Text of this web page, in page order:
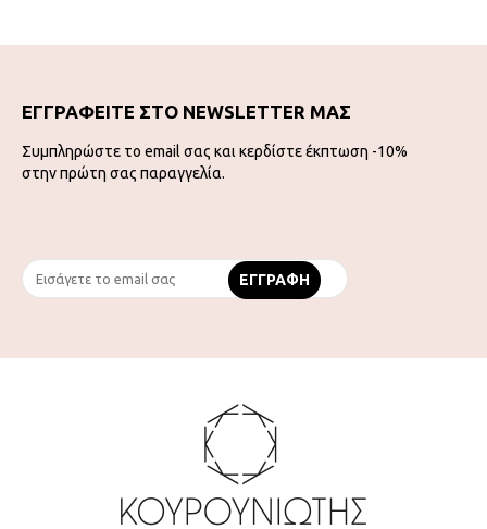
ΕΓΓΡΑΦΕΙΤΕ ΣΤΟ NEWSLETTER ΜΑΣ
Συμπληρώστε το email σας και κερδίστε έκπτωση -10%
στην πρώτη σας παραγγελία.